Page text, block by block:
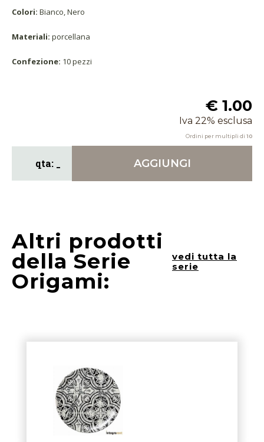
Colori: Bianco, Nero
Materiali: porcellana
Confezione: 10 pezzi
€ 1.00
Iva 22% esclusa
Ordini per multipli di 10
AGGIUNGI
Altri prodotti
della Serie
Origami:
vedi tutta la
serie